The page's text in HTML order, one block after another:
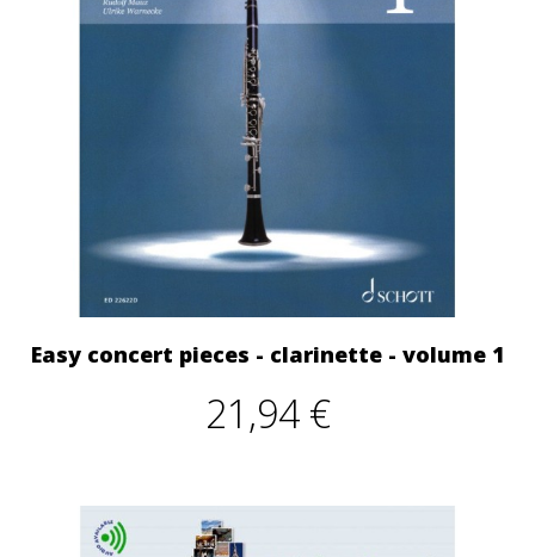
Easy concert pieces - clarinette - volume 1
21,94 €